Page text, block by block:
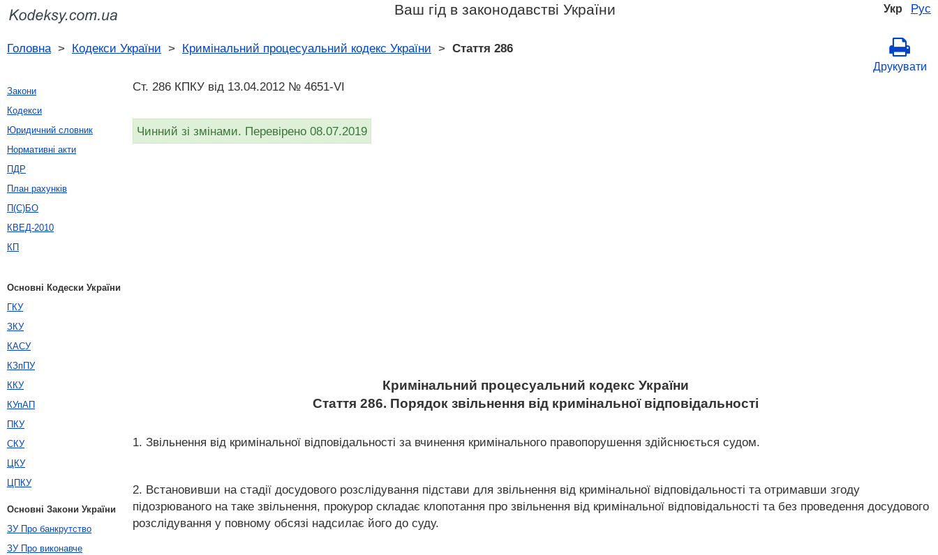
Укр Рус
Ваш гід в законодавстві України
Головна> Кодекси України > Кримінальний процесуальний кодекс України > Стаття 286
Друкувати
Ст. 286 КПКУ від 13.04.2012 № 4651-VI
Чинний зі змінами. Перевірено 08.07.2019
Кримінальний процесуальний кодекс України
Стаття 286. Порядок звільнення від кримінальної відповідальності
1. Звільнення від кримінальної відповідальності за вчинення кримінального правопорушення здійснюється судом.
2. Встановивши на стадії досудового розслідування підстави для звільнення від кримінальної відповідальності та отримавши згоду
підозрюваного на таке звільнення, прокурор складає клопотання про звільнення від кримінальної відповідальності та без проведення досудового
розслідування у повному обсязі надсилає його до суду.
Закони
Кодекси
Юридичний словник
Нормативні акти
ПДР
План рахунків
П(С)БО
КВЕД-2010
КП
Основні Кодески України
ГКУ
ЗКУ
КАСУ
КЗпПУ
ККУ
КУпАП
ПКУ
СКУ
ЦКУ
ЦПКУ
Основні Закони України
ЗУ Про банкрутство
ЗУ Про виконавче